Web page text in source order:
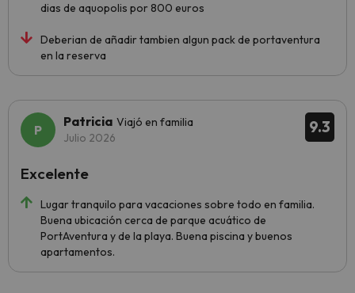
dias de aquopolis por 800 euros
Deberian de añadir tambien algun pack de portaventura
en la reserva
9.3
Patricia Viajó en familia
Julio 2026
Lugar tranquilo para vacaciones sobre todo en familia.
Buena ubicación cerca de parque acuático de
PortAventura y de la playa. Buena piscina y buenos
apartamentos.
Excelente